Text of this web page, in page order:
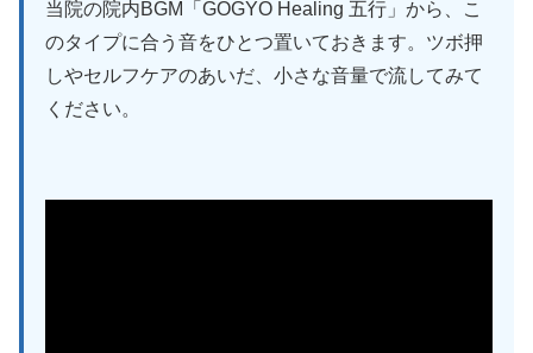
当院の院内BGM「GOGYO Healing 五行」から、こ
のタイプに合う音をひとつ置いておきます。ツボ押
しやセルフケアのあいだ、小さな音量で流してみて
ください。